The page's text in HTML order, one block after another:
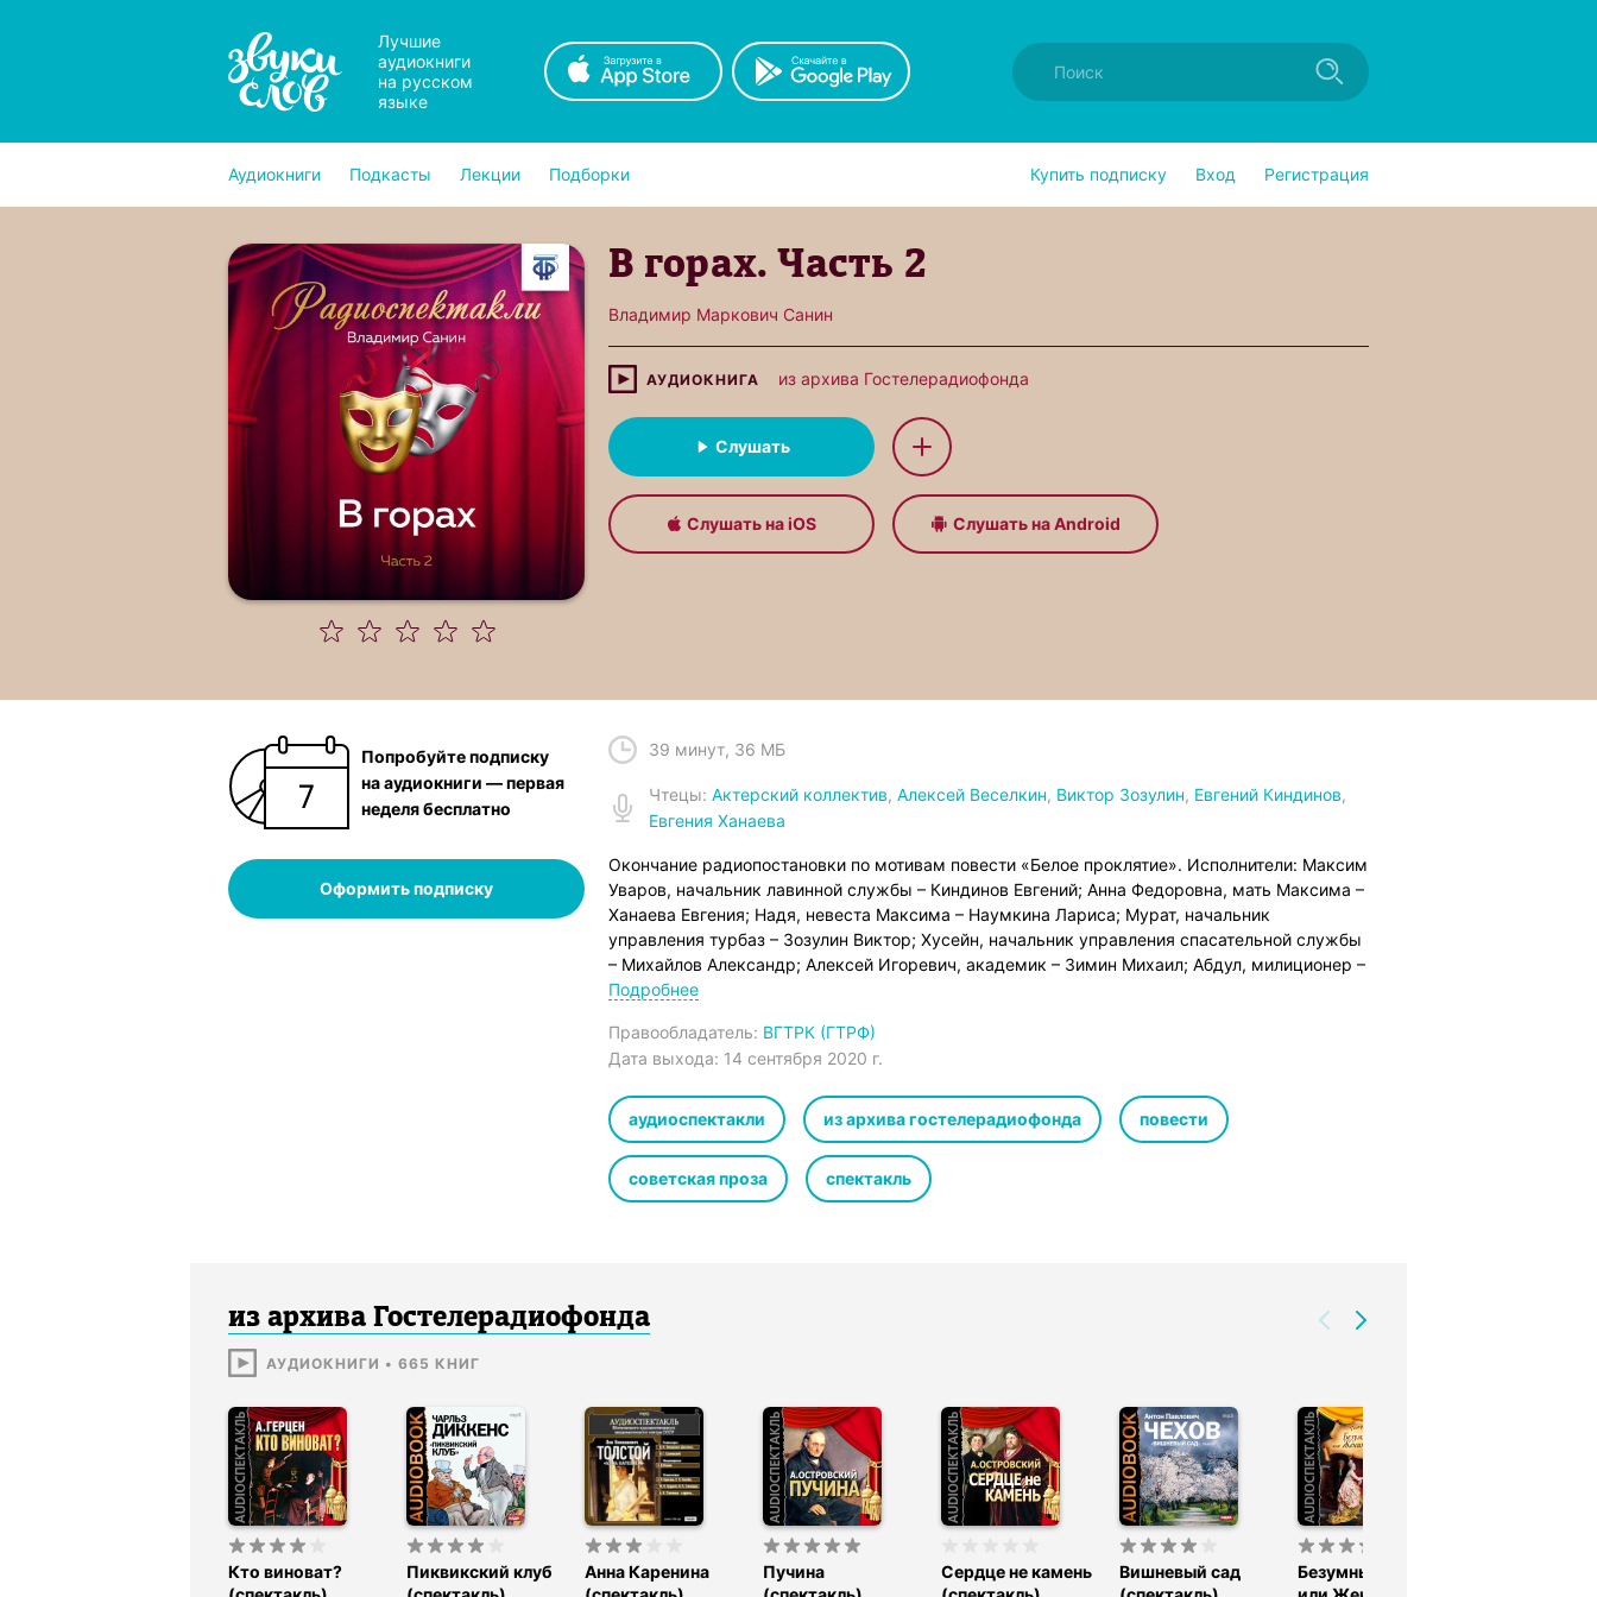
Лучшие
аудиокниги
на русском
языке
Аудиокниги Подкасты Лекции Подборки Купить подписку Вход Регистрация
В горах. Часть 2
Владимир Маркович Санин
АУДИОКНИГА из архива Гостелерадиофонда
Слушать
Слушать на iOS Слушать на Android
Попробуйте подписку
на аудиокниги — первая
неделя бесплатно
Оформить подписку
39 минут, 36 МБ
Чтецы: Актерский коллектив, Алексей Веселкин, Виктор Зозулин, Евгений Киндинов,
Евгения Ханаева
Окончание радиопостановки по мотивам повести «Белое проклятие». Исполнители: Максим
Уваров, начальник лавинной службы – Киндинов Евгений; Анна Федоровна, мать Максима –
Ханаева Евгения; Надя, невеста Максима – Наумкина Лариса; Мурат, начальник
управления турбаз – Зозулин Виктор; Хусейн, начальник управления спасательной службы
– Михайлов Александр; Алексей Игоревич, академик – Зимин Михаил; Абдул, милиционер –
Оболенский Георгий; Вадим, композитор – Шворин Александр; Петухов, турист – Езепов
Евгений; Бабушка Аминат – Демина Галина; Сорокин, начальник горной артиллерии –
Серебренников Николай. В остальных ролях: Хотченков Александр, Дворжецкий Евгений,
Подробнее
Правообладатель: ВГТРК (ГТРФ)
Дата выхода: 14 сентября 2020 г.
аудиоспектакли из архива гостелерадиофонда повести
советская проза спектакль
из архива Гостелерадиофонда
АУДИОКНИГИ • 665 КНИГ
Кто виноват?
Пиквикский клуб
Анна Каренина
Пучина
Сердце не камень
Вишневый сад
Безумный день,